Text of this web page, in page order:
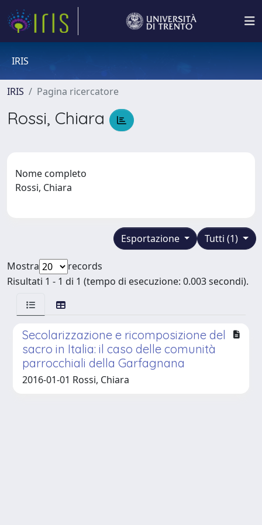
IRIS
IRIS Pagina ricercatore
Rossi, Chiara
Nome completo
Rossi, Chiara
Tutti (1)
Esportazione
Mostra
records
Risultati 1 - 1 di 1 (tempo di esecuzione: 0.003 secondi).
Secolarizzazione e ricomposizione del
sacro in Italia: il caso delle comunità
parrocchiali della Garfagnana
2016-01-01 Rossi, Chiara